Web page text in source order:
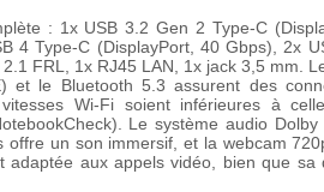
: 1x USB 3.2 Gen 2 Type-C
4 Type-C (DisplayPort, 40 Gbps), 2x
FRL, 1x RJ45 LAN, 1x jack 3,5 mm.
et le Bluetooth 5.3 assurent des
Wi-Fi soient inférieures à
). Le système audio Dolby
offre un son immersif, et la webcam
adaptée aux appels vidéo, bien que sa